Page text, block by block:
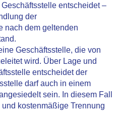
entscheidet –
der
nach dem geltenden
Geschäftsstelle, die von
wird. Über Lage und
entscheidet der
darf auch in einem
sein. In diesem Fall
kostenmäßige Trennung